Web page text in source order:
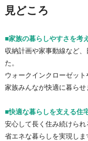
見どころ
■家族の暮らしやすさを考
収納計画や家事動線など
た。
ウォークインクローゼット
家族みんなが快適に暮らせ
■快適な暮らしを支える住
安心して長く住み続けら
省エネな暮らしを実現しま